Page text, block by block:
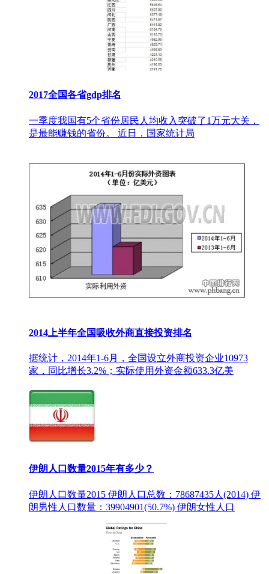
2017全国各省gdp排名
一季度我国有5个省份居民人均收入突破了1万元大关，
是最能赚钱的省份。 近日，国家统计局
2014上半年全国吸收外商直接投资排名
据统计，2014年1-6月，全国设立外商投资企业10973
家，同比增长3.2%；实际使用外资金额633.3亿美
伊朗人口数量2015年有多少？
伊朗人口数量2015 伊朗人口总数：78687435人(2014) 伊
朗男性人口数量：39904901(50.7%) 伊朗女性人口